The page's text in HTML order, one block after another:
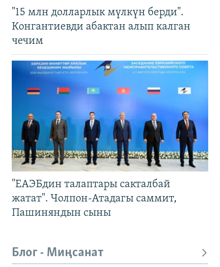
"15 млн долларлык мүлкүн берди".
Конгантиевди абактан алып калган
чечим
"ЕАЭБдин талаптары сакталбай
жатат". Чолпон-Атадагы саммит,
Пашиняндын сыны
Блог - Миңсанат